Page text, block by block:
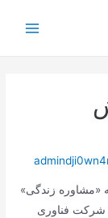
«مشاوره زندگی»
شرکت فناوری